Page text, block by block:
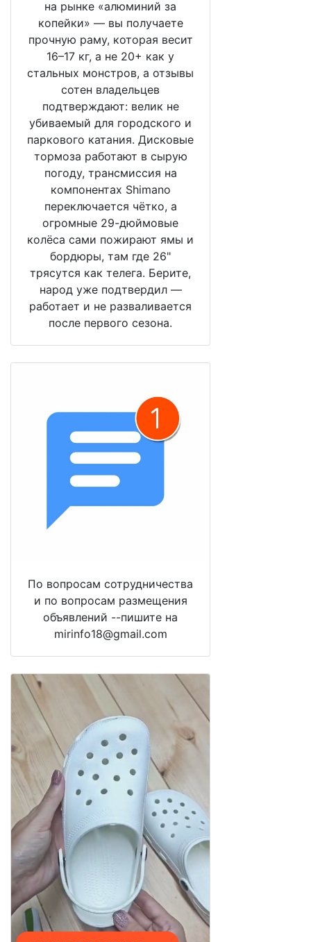
на рынке «алюминий за
копейки» — вы получаете
прочную раму, которая весит
16–17 кг, а не 20+ как у
стальных монстров, а отзывы
сотен владельцев
подтверждают: велик не
убиваемый для городского и
паркового катания. Дисковые
тормоза работают в сырую
погоду, трансмиссия на
компонентах Shimano
переключается чётко, а
огромные 29-дюймовые
колёса сами пожирают ямы и
бордюры, там где 26"
трясутся как телега. Берите,
народ уже подтвердил —
работает и не разваливается
после первого сезона.
По вопросам сотрудничества
и по вопросам размещения
объявлений --пишите на
mirinfo18@gmail.com